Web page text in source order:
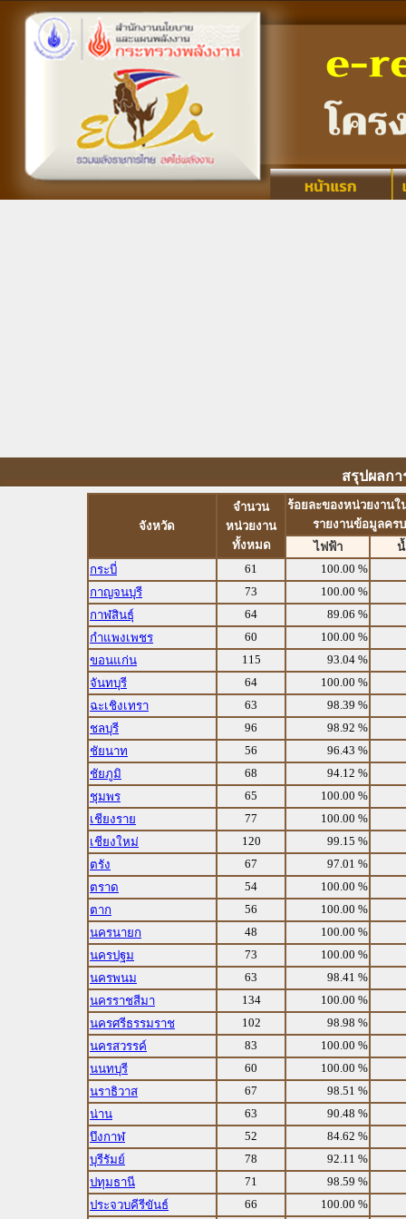
สรุปผลกา
จังหวัด
จำนวน
หน่วยงาน
ทั้งหมด
ร้อยละของหน่วยงานใ
รายงานข้อมูลคร
ไฟฟ้า
กระบี่
61
100.00 %
กาญจนบุรี
73
100.00 %
กาฬสินธุ์
64
89.06 %
กำแพงเพชร
60
100.00 %
ขอนแก่น
115
93.04 %
จันทบุรี
64
100.00 %
ฉะเชิงเทรา
63
98.39 %
ชลบุรี
96
98.92 %
ชัยนาท
56
96.43 %
ชัยภูมิ
68
94.12 %
ชุมพร
65
100.00 %
เชียงราย
77
100.00 %
เชียงใหม่
120
99.15 %
ตรัง
67
97.01 %
ตราด
54
100.00 %
ตาก
56
100.00 %
นครนายก
48
100.00 %
นครปฐม
73
100.00 %
นครพนม
63
98.41 %
นครราชสีมา
134
100.00 %
นครศรีธรรมราช
102
98.98 %
นครสวรรค์
83
100.00 %
นนทบุรี
60
100.00 %
นราธิวาส
67
98.51 %
น่าน
63
90.48 %
บึงกาฬ
52
84.62 %
บุรีรัมย์
78
92.11 %
ปทุมธานี
71
98.59 %
ประจวบคีรีขันธ์
66
100.00 %